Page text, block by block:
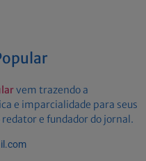
vem trazendo a
e imparcialidade para seus
redator e fundador do jornal.